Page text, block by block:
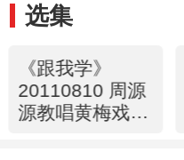
选集
《跟我学》
20110810 周源
源教唱黄梅戏